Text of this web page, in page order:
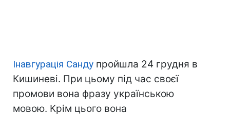
Інавгурація Санду пройшла 24 грудня в
Кишиневі. При цьому під час своєї
промови вона фразу українською
мовою. Крім цього вона